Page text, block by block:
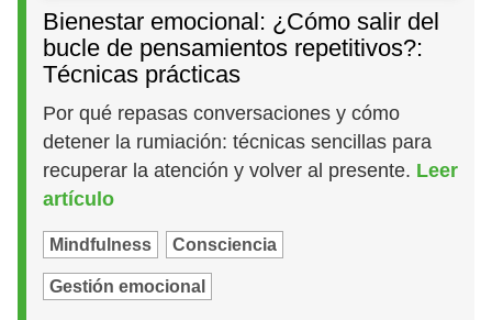
Bienestar emocional: ¿Cómo salir del
bucle de pensamientos repetitivos?:
Técnicas prácticas
Por qué repasas conversaciones y cómo
detener la rumiación: técnicas sencillas para
recuperar la atención y volver al presente. Leer
artículo
Mindfulness Consciencia
Gestión emocional